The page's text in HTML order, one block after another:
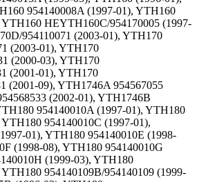
954140008A (1997-01), YTH160
HEYTH160C/954170005 (1997-
954110071 (2003-01), YTH170
(2003-01), YTH170
(2000-03), YTH170
(2001-01), YTH170
(2001-09), YTH1746A 954567055
(2002-01), YTH1746B
954140010A (1997-01), YTH180
954140010C (1997-01),
01), YTH180 954140010E (1998-
(1998-08), YTH180 954140010G
(1999-03), YTH180
954140109B/954140109 (1999-